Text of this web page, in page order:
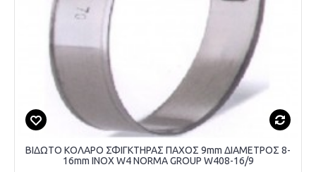
ΒΙΔΩΤΟ ΚΟΛΑΡΟ ΣΦΙΓΚΤΗΡΑΣ ΠΑΧΟΣ 9mm ΔΙΑΜΕΤΡΟΣ 8-
16mm INOX W4 NORMA GROUP W408-16/9